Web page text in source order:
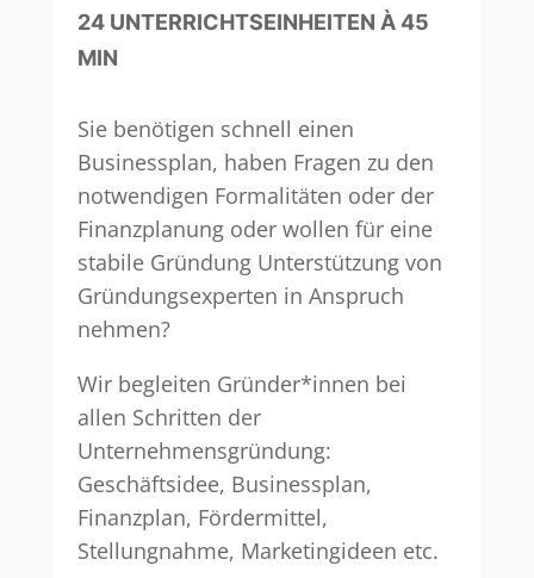
24 UNTERRICHTSEINHEITEN À 45
MIN
Sie benötigen schnell einen
Businessplan, haben Fragen zu den
notwendigen Formalitäten oder der
Finanzplanung oder wollen für eine
stabile Gründung Unterstützung von
Gründungsexperten in Anspruch
nehmen?
Wir begleiten Gründer*innen bei
allen Schritten der
Unternehmensgründung:
Geschäftsidee, Businessplan,
Finanzplan, Fördermittel,
Stellungnahme, Marketingideen etc.